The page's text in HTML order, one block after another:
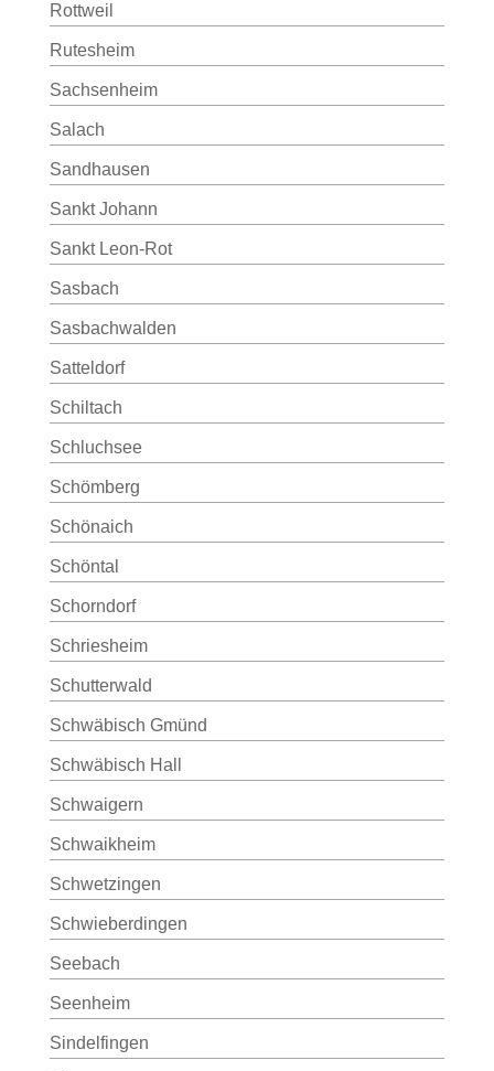
Rottweil
Rutesheim
Sachsenheim
Salach
Sandhausen
Sankt Johann
Sankt Leon-Rot
Sasbach
Sasbachwalden
Satteldorf
Schiltach
Schluchsee
Schömberg
Schönaich
Schöntal
Schorndorf
Schriesheim
Schutterwald
Schwäbisch Gmünd
Schwäbisch Hall
Schwaigern
Schwaikheim
Schwetzingen
Schwieberdingen
Seebach
Seenheim
Sindelfingen